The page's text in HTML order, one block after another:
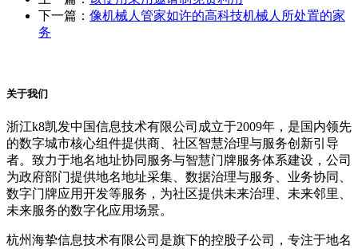
下一篇： 像机械人管家如许的高科技机械人所处置的家
务
关于我们
浙江k8凯发中国信息技术有限公司成立于2009年，是国内领先
的数字城市核心组件提供商、社区智慧治理与服务创新引导
者。致力于地名地址协同服务与智慧门牌服务体系建设，公司
为政府部门提供地名地址采集、数据治理与服务、业务协同、
数字门牌应用开发等服务，为社区提供未来治理、未来邻里、
未来服务的数字化应用场景。
杭州海挚信息技术有限公司是旗下的控股子公司，专注于地名